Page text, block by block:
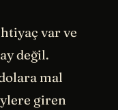
var ve
değil.
mal
giren